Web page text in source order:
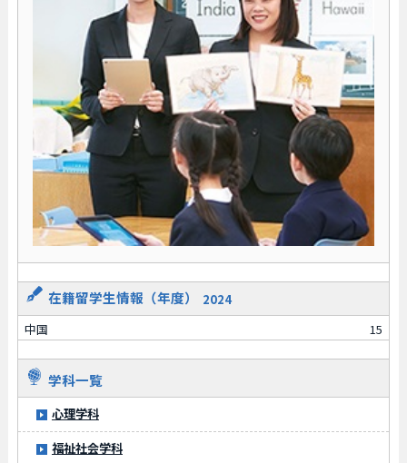
在籍留学生情報（年度）
2024
中国
15
学科一覧
心理学科
福祉社会学科